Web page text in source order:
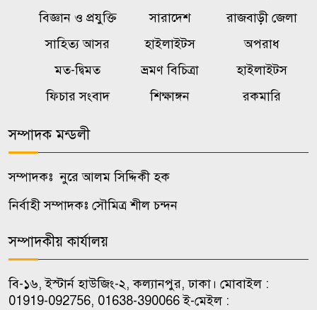
অস্থিতিশীল করার জন্য সক্রিয়:
বালিয়াকান্দীতে শিক্ষা প্রতিষ্ঠানে
ক্রীড়া সামগ্রী, বাদ্যযন্ত্র ও হাইজিন
কালুখালীতে দপ্তর প্রধানদের সঙ্গে
এমপির মতবিনিময় সভা
কালুখালীতে শিক্ষাপ্রতিষ্ঠানে ক্রীড়া ও
চাকরি পেলেন জুলাই শহিদ ও আহত
পরিবারের ১০ সদস্য
১০
বিজ্ঞান ও প্রযুক্তি
সারাদেশ
রাজবাড়ী জেলা
সাহিত্য আসর
হাইলাইটস
অপরাধ
মত-দ্বিমত
ভ্রমণ বিচিত্রা
হাইলাইটস
ফিচার সংবাদ
শিক্ষাঙ্গন রকমারি
সম্পাদক মন্ডলী
সম্পাদকঃ নুরে আলম সিদ্দিকী হক
নির্বাহী সম্পাদকঃ সৌমিত্র শীল চন্দন
সম্পাদকীয় কার্যালয়
বি-১৬, ইস্টার্ন হাউজিং-২, কল্যানপুর, ঢাকা। মোবাইল :
01919-092756, 01638-390066 ই-মেইল :